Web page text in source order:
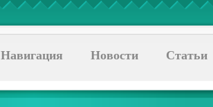
Навигация Новости Статьи